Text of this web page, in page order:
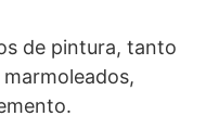
de pintura, tanto